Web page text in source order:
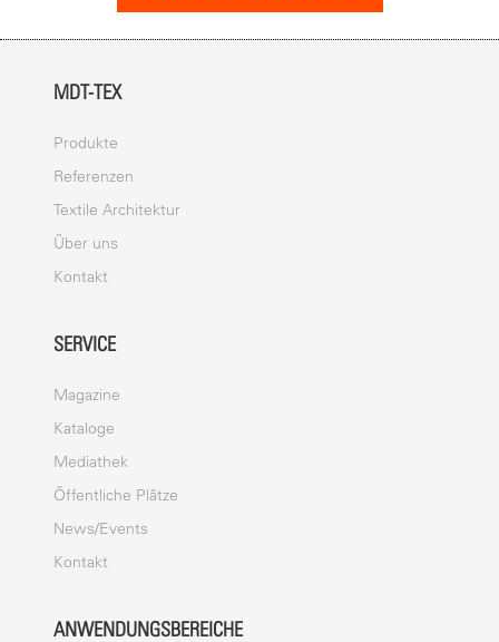
MDT-TEX
Produkte
Referenzen
Textile Architektur
Über uns
Kontakt
SERVICE
Magazine
Kataloge
Mediathek
Öffentliche Plätze
News/Events
Kontakt
ANWENDUNGSBEREICHE